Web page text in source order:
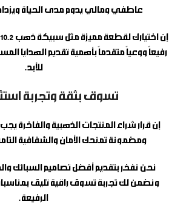
عاطفي ومالي يدوم مدى الحياة ويزداد
إن اختيارك لقطعة مميزة مثل سبيكة ذهب 10.2 جرام قلب أمي
رفيعاً ووعياً متقدماً بأهمية تقديم الهدايا
للأبد.
تسوق بثقة وتجربة
إن قرار شراء المنتجات الذهبية والفاخرة
ومضمونة تمنحك الأمان والشفافية
نحن نفخر بتقديم أفضل تصاميم السبائك
ونضمن لك تجربة تسوق راقية تليق
الرفيعة.